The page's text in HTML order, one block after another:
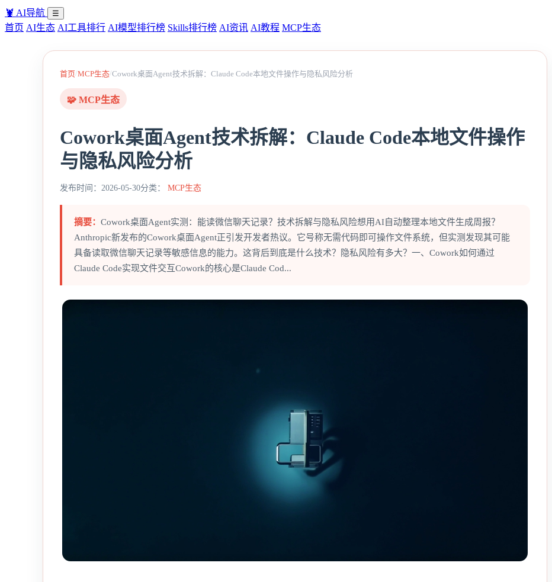
🦞 AI导航 ☰
首页 AI生态 AI工具排行 AI模型排行榜 Skills排行榜 AI资讯 AI教程 MCP生态
首页/MCP生态/Cowork桌面Agent技术拆解：Claude Code本地文件操作与隐私风险分析
🧩 MCP生态
Cowork桌面Agent技术拆解：Claude Code本地文件操作
与隐私风险分析
发布时间：2026-05-30分类： MCP生态
摘要： Cowork桌面Agent实测：能读微信聊天记录？技术拆解与隐私风险想用AI自动整理本地文件生成周报？
Anthropic新发布的Cowork桌面Agent正引发开发者热议。它号称无需代码即可操作文件系统，但实测发现其可能
具备读取微信聊天记录等敏感信息的能力。这背后到底是什么技术？隐私风险有多大？一、Cowork如何通过
Claude Code实现文件交互Cowork的核心是Claude Cod...